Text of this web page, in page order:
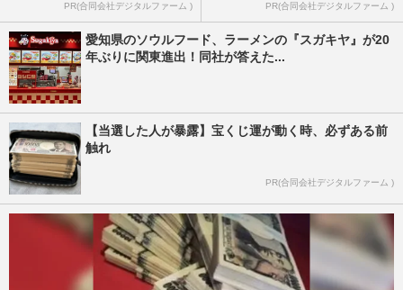
PR(合同会社デジタルファーム ) PR(合同会社デジタルファーム )
愛知県のソウルフード、ラーメンの『スガキヤ』が20
年ぶりに関東進出！同社が答えた...
【当選した人が暴露】宝くじ運が動く時、必ずある前
触れ
PR(合同会社デジタルファーム )